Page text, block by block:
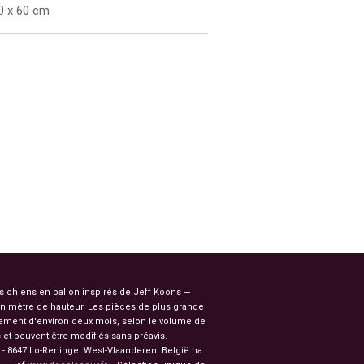
x 60 cm
chiens en ballon inspirés de Jeff Koons —
mètre de hauteur. Les pièces de plus grande
d'environ deux mois, selon le volume de
peuvent être modifiés sans préavis.
- 8647 Lo-Reninge West-Vlaanderen België na